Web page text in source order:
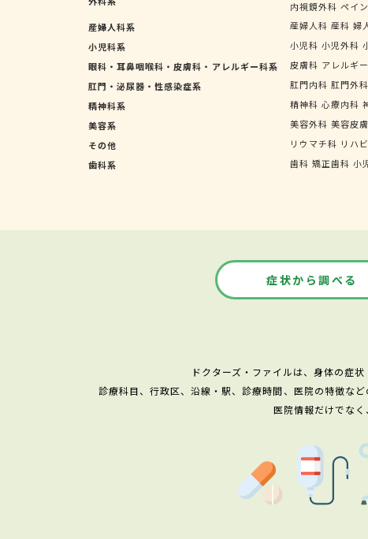
内視鏡外科 ペイ
産婦人科系
産婦人科 産科 婦
小児科系
小児科 小児外科
眼科・耳鼻咽喉科・皮膚科・アレルギー科系
皮膚科 アレルギ
肛門・泌尿器・性感染症系
肛門内科 肛門外科
精神科系
精神科 心療内科
美容系
美容外科 美容皮
その他
リウマチ科 リハ
歯科系
歯科 矯正歯科 小
症状から調べる
ドクターズ・ファイルは、身体の症
診療科目、行政区、沿線・駅、診療時間、医院の特徴な
医院情報だけでな